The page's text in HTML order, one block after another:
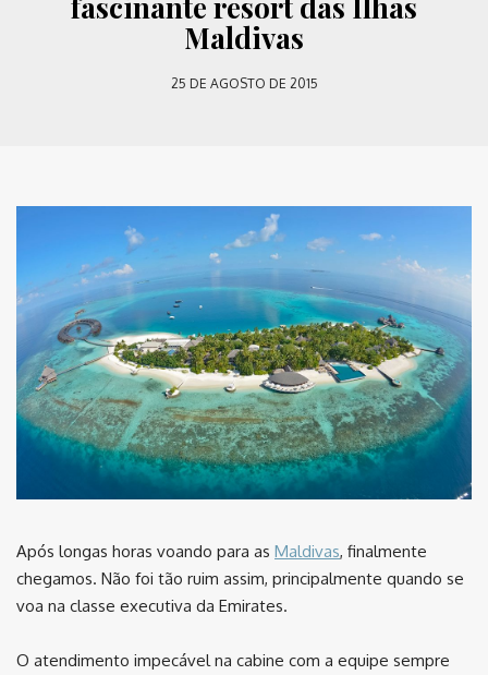
Maldivas
25 DE AGOSTO DE 2015
Após longas horas voando para as Maldivas, finalmente
chegamos. Não foi tão ruim assim, principalmente quando se
voa na classe executiva da Emirates.
O atendimento impecável na cabine com a equipe sempre